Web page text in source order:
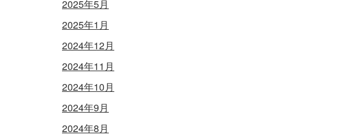
2025年5月
2025年1月
2024年12月
2024年11月
2024年10月
2024年9月
2024年8月